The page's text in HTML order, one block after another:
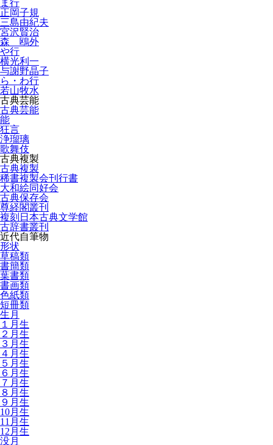
ま行
正岡子規
三島由紀夫
宮沢賢治
森 鴎外
や行
横光利一
与謝野晶子
ら・わ行
若山牧水
古典芸能
古典芸能
能
狂言
浄瑠璃
歌舞伎
古典複製
古典複製
稀書複製会刊行書
大和絵同好会
古典保存会
尊経閣叢刊
複刻日本古典文学館
古辞書叢刊
近代自筆物
形状
草稿類
書簡類
葉書類
書画類
色紙類
短冊類
生月
１月生
２月生
３月生
４月生
５月生
６月生
７月生
８月生
９月生
10月生
11月生
12月生
没月